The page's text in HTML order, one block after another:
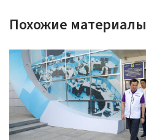
Похожие материалы